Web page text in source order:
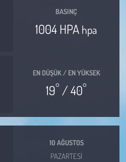
BASINÇ
1004 HPA hpa
EN DÜŞÜK / EN YÜKSEK
19° / 40°
10 AĞUSTOS
PAZARTESI